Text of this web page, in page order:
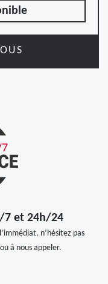
7 et 24h/24
n’hésitez pas
à nous appeler.